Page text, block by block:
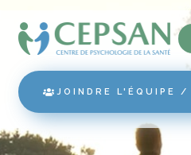
JOINDRE L'ÉQUIPE /